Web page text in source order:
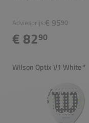
Adviesprijs:€ 9590
€ 8290
Wilson Optix V1 White*